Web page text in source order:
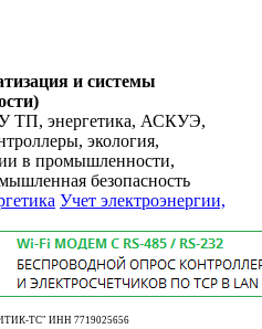
и системы
ТП, энергетика, АСКУЭ,
экология,
в промышленности,
безопасность
Учет электроэнергии,
ТС" ИНН 7719025656